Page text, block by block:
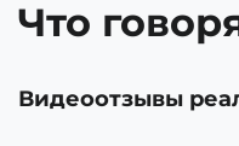
Что
Видеоотзывы